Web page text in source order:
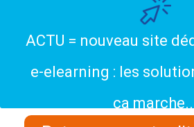
ACTU = nouveau site
e-elearning : les
ça